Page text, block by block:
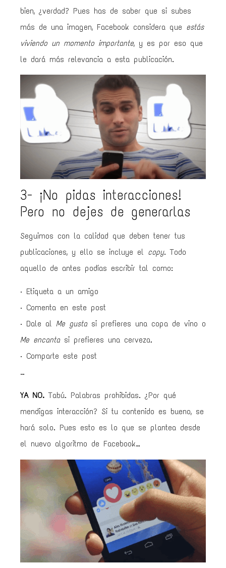
bien, ¿verdad? Pues has de saber que si subes
más de una imagen, Facebook considera que estás
viviendo un momento importante, y es por eso que
le dará más relevancia a esta publicación.
3- ¡No pidas interacciones!
Pero no dejes de generarlas
Seguimos con la calidad que deben tener tus
publicaciones, y ello se incluye el copy. Todo
aquello de antes podías escribir tal como:
· Etiqueta a un amigo
· Comenta en este post
· Dale al Me gusta si prefieres una copa de vino o
Me encanta si prefieres una cerveza.
· Comparte este post
…
YA NO. Tabú. Palabras prohibidas. ¿Por qué
mendigas interacción? Si tu contenido es bueno, se
hará solo. Pues esto es lo que se plantea desde
el nuevo algoritmo de Facebook…